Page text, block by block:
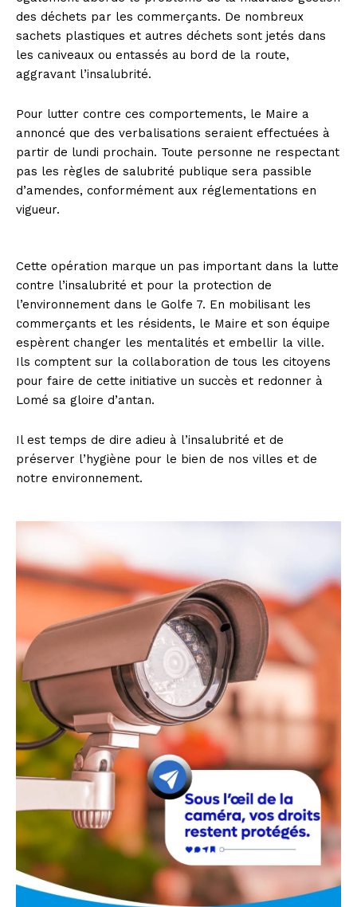
des déchets par les commerçants. De nombreux
sachets plastiques et autres déchets sont jetés dans
les caniveaux ou entassés au bord de la route,
aggravant l’insalubrité.
Pour lutter contre ces comportements, le Maire a
annoncé que des verbalisations seraient effectuées à
partir de lundi prochain. Toute personne ne respectant
pas les règles de salubrité publique sera passible
d’amendes, conformément aux réglementations en
vigueur.
Cette opération marque un pas important dans la lutte
contre l’insalubrité et pour la protection de
l’environnement dans le Golfe 7. En mobilisant les
commerçants et les résidents, le Maire et son équipe
espèrent changer les mentalités et embellir la ville.
Ils comptent sur la collaboration de tous les citoyens
pour faire de cette initiative un succès et redonner à
Lomé sa gloire d’antan.
Il est temps de dire adieu à l’insalubrité et de
préserver l’hygiène pour le bien de nos villes et de
notre environnement.